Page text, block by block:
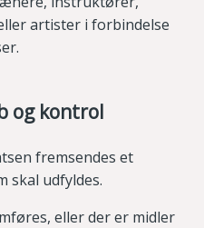
artister i forbindelse
og kontrol
fremsendes et
skal udfyldes.
eller der er midler